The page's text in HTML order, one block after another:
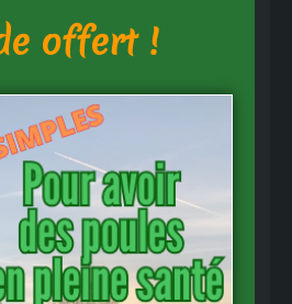
offert !